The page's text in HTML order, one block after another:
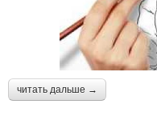
читать дальше →